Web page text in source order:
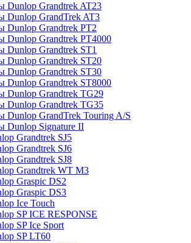
Dunlop Grandtrek AT23
Dunlop GrandTrek AT3
Dunlop Grandtrek PT2
Dunlop Grandtrek PT4000
Dunlop Grandtrek ST1
Dunlop Grandtrek ST20
Dunlop Grandtrek ST30
Dunlop Grandtrek ST8000
Dunlop Grandtrek TG29
Dunlop Grandtrek TG35
Dunlop GrandTrek Touring A/S
Dunlop Signature II
Grandtrek SJ5
Grandtrek SJ6
Grandtrek SJ8
Grandtrek WT M3
Graspic DS2
Graspic DS3
Ice Touch
SP ICE RESPONSE
SP Ice Sport
SP LT60